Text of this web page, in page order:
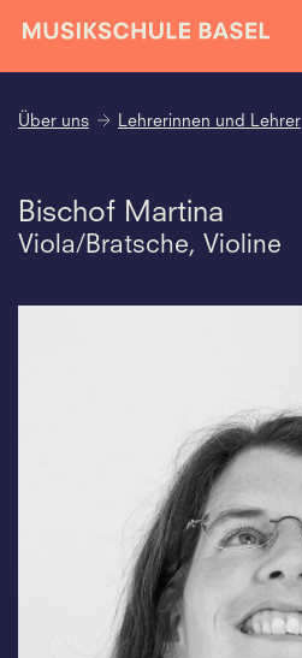
Über uns Lehrerinnen und Lehrer
Bischof Martina
Viola/Bratsche, Violine